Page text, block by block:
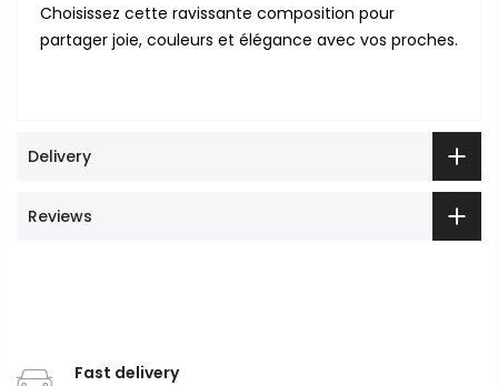
Choisissez cette ravissante composition pour
partager joie, couleurs et élégance avec vos proches.
Delivery
Reviews
Fast delivery